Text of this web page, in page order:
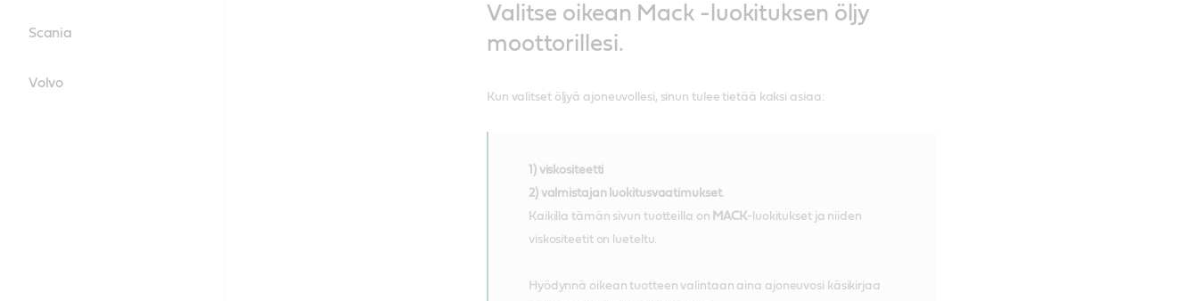
Scania
Volvo
Valitse oikean Mack -luokituksen öljy
moottorillesi.
Kun valitset öljyä ajoneuvollesi, sinun tulee tietää kaksi asiaa:
1) viskositeetti
2) valmistajan luokitusvaatimukset.
Kaikilla tämän sivun tuotteilla on MACK-luokitukset ja niiden
viskositeetit on lueteltu.
Hyödynnä oikean tuotteen valintaan aina ajoneuvosi käsikirjaa